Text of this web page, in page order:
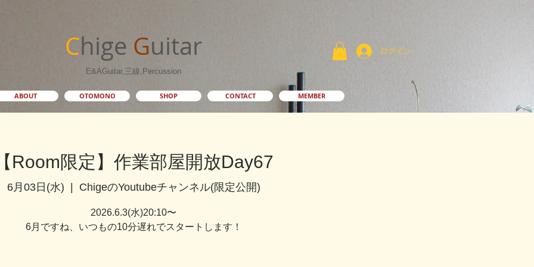
Chige Guitar
E&AGuitar,三線,Percussion
ログイン
ABOUT OTOMONO SHOP CONTACT MEMBER
Room限定】作業部屋開放Day67
6月03日(水) ChigeのYoutubeチャンネル(限定公開)
2026.6.3(水)20:10〜
6月ですね、いつもの10分遅れでスタートします！